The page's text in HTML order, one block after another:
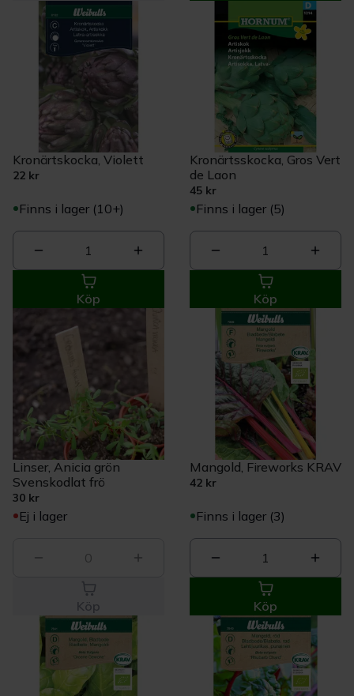
Kronärtskocka, Violett
22 kr
Finns i lager (10+)
1
Köp
Kronärtsskocka, Gros Vert
de Laon
45 kr
Finns i lager (5)
1
Köp
Linser, Anicia grön
Svenskodlat frö
30 kr
Ej i lager
0
Köp
Mangold, Fireworks KRAV
42 kr
Finns i lager (3)
1
Köp